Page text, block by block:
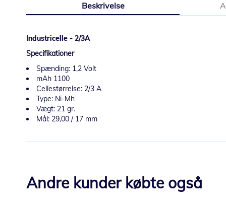
af
Beskrivelse
Industricelle - 2/3A
Specifikationer
Spænding: 1,2 Volt
mAh 1100
Cellestørrelse: 2/3 A
Type: Ni-Mh
Vægt: 21 gr.
Mål: 29,00 / 17 mm
Andre kunder købte også